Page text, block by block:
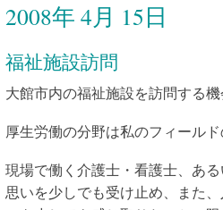
2008年 4月 15日
福祉施設訪問
大館市内の福祉施設を訪問する機
厚生労働の分野は私のフィールド
現場で働く介護士・看護士、あ
思いを少しでも受け止め、また